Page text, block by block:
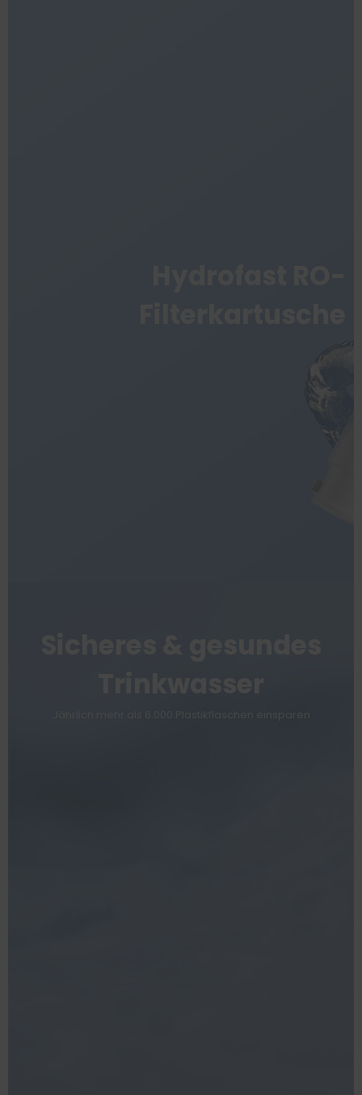
Jährlich mehr als 6.000 Plastikflaschen einsparen